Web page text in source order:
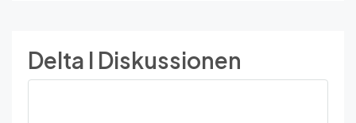
Delta I Diskussionen